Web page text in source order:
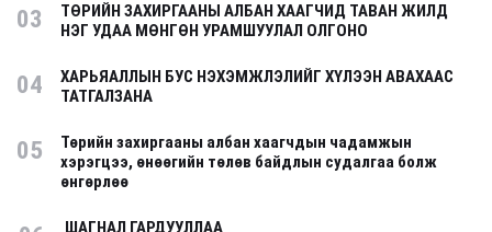
03
ТӨРИЙН ЗАХИРГААНЫ АЛБАН ХААГЧИД ТАВАН ЖИЛД
НЭГ УДАА МӨНГӨН УРАМШУУЛАЛ ОЛГОНО
04
ХАРЬЯАЛЛЫН БУС НЭХЭМЖЛЭЛИЙГ ХҮЛЭЭН АВАХААС
ТАТГАЛЗАНА
05
Төрийн захиргааны албан хаагчдын чадамжын
хэрэгцээ, өнөөгийн төлөв байдлын судалгаа болж
өнгөрлөө
ШАГНАЛ ГАРДУУЛЛАА